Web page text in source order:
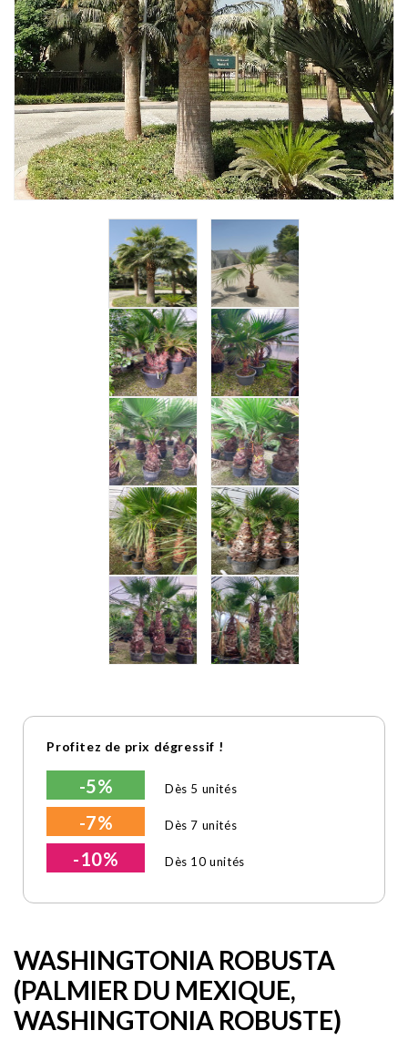
Profitez de prix dégressif !
-5% Dès 5 unités
-7% Dès 7 unités
-10% Dès 10 unités
WASHINGTONIA ROBUSTA
(PALMIER DU MEXIQUE,
WASHINGTONIA ROBUSTE)